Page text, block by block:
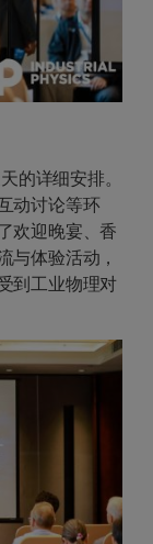
的详细安排。
动讨论等环
欢迎晚宴、香
与体验活动，
到工业物理对